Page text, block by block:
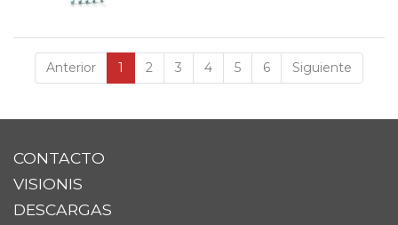
Anterior 1 2 3 4 5 6 Siguiente
CONTACTO
VISIONIS
DESCARGAS